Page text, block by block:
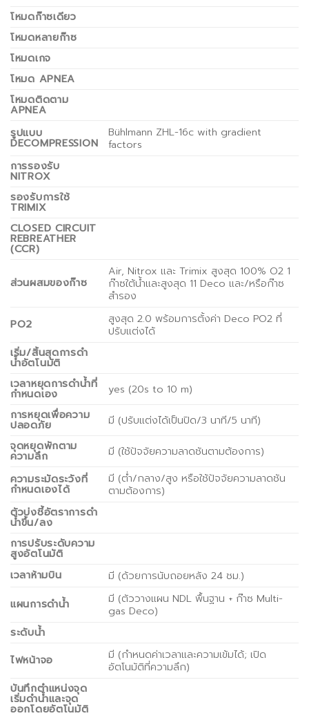
โหมดก๊าซเดียว
โหมดหลายก๊าซ
โหมดเกจ
โหมด APNEA
โหมดติดตาม
APNEA
รูปแบบ
DECOMPRESSION
Bühlmann ZHL-16c with gradient
factors
การรองรับ
NITROX
รองรับการใช้
TRIMIX
CLOSED CIRCUIT
REBREATHER
(CCR)
ส่วนผสมของก๊าซ
Air, Nitrox และ Trimix สูงสุด 100% O2 1
ก๊าซใต้น้ำและสูงสุด 11 Deco และ/หรือก๊าซ
สำรอง
PO2
สูงสุด 2.0 พร้อมการตั้งค่า Deco PO2 ที่
ปรับแต่งได้
เริ่ม/สิ้นสุดการดำ
น้ำอัตโนมัติ
เวลาหยุดการดำน้ำที่
กำหนดเอง
yes (20s to 10 m)
การหยุดเพื่อความ
ปลอดภัย
มี (ปรับแต่งได้เป็นปิด/3 นาที/5 นาที)
จุดหยุดพักตาม
ความลึก
มี (ใช้ปัจจัยความลาดชันตามต้องการ)
ความระมัดระวังที่
กำหนดเองได้
มี (ต่ำ/กลาง/สูง หรือใช้ปัจจัยความลาดชัน
ตามต้องการ)
ตัวบ่งชี้อัตราการดำ
น้ำขึ้น/ลง
การปรับระดับความ
สูงอัตโนมัติ
เวลาห้ามบิน
มี (ด้วยการนับถอยหลัง 24 ชม.)
แผนการดำน้ำ
มี (ตัววางแผน NDL พื้นฐาน + ก๊าซ Multi-
gas Deco)
ระดับน้ำ
ไฟหน้าจอ
มี (กำหนดค่าเวลาและความเข้มได้; เปิด
อัตโนมัติที่ความลึก)
บันทึกตำแหน่งจุด
เริ่มดำน้ำและจุด
ออกโดยอัตโนมัติ